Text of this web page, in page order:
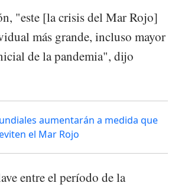
"este [la crisis del Mar Rojo]
más grande, incluso mayor
de la pandemia", dijo
aumentarán a medida que
el Mar Rojo
entre el período de la